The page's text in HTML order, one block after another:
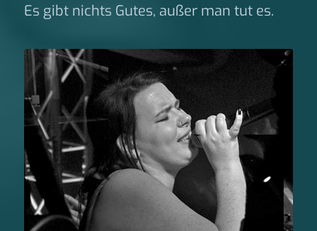
Es gibt nichts Gutes, außer man tut es.